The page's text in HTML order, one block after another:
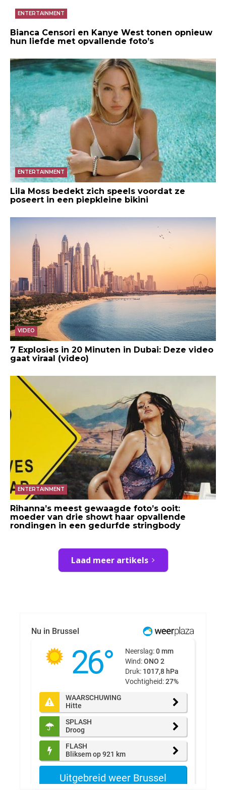
ENTERTAINMENT
Bianca Censori en Kanye West tonen opnieuw
hun liefde met opvallende foto’s
ENTERTAINMENT
Lila Moss bedekt zich speels voordat ze
poseert in een piepkleine bikini
VIDEO
7 Explosies in 20 Minuten in Dubai: Deze video
gaat viraal (video)
ENTERTAINMENT
Rihanna’s meest gewaagde foto’s ooit:
moeder van drie showt haar opvallende
rondingen in een gedurfde stringbody
Laad meer artikels